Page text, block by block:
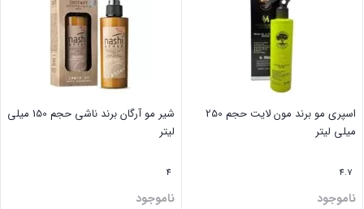
لیتر
عدد
اسپری مو برند مون لایت حجم 250
میلی لیتر
4.7
ناموجود
شیر مو آرگان برند ناشی حجم 150 میلی
لیتر
4
ناموجود